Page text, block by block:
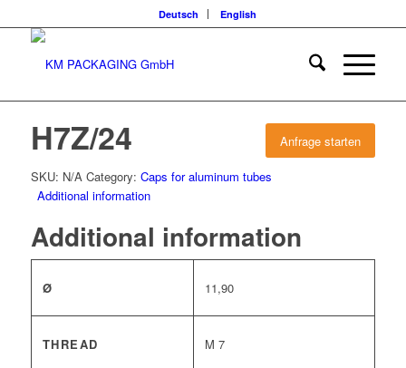
Deutsch English
Anfrage starten
H7Z/24
SKU: N/A Category: Caps for aluminum tubes
Additional information
Additional information
Ø 11,90
THREAD M 7